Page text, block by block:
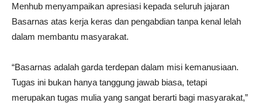
Menhub menyampaikan apresiasi kepada seluruh jajaran
Basarnas atas kerja keras dan pengabdian tanpa kenal lelah
dalam membantu masyarakat.
“Basarnas adalah garda terdepan dalam misi kemanusiaan.
Tugas ini bukan hanya tanggung jawab biasa, tetapi
merupakan tugas mulia yang sangat berarti bagi masyarakat,”